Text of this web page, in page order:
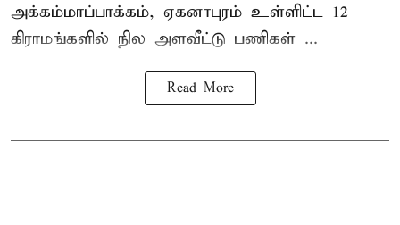
அக்கம்மாப்பாக்கம், ஏகனாபுரம் உள்ளிட்ட 12
கிராமங்களில் நில அளவீட்டு பணிகள் ...
Read More